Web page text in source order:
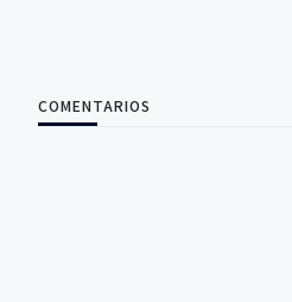
COMENTARIOS